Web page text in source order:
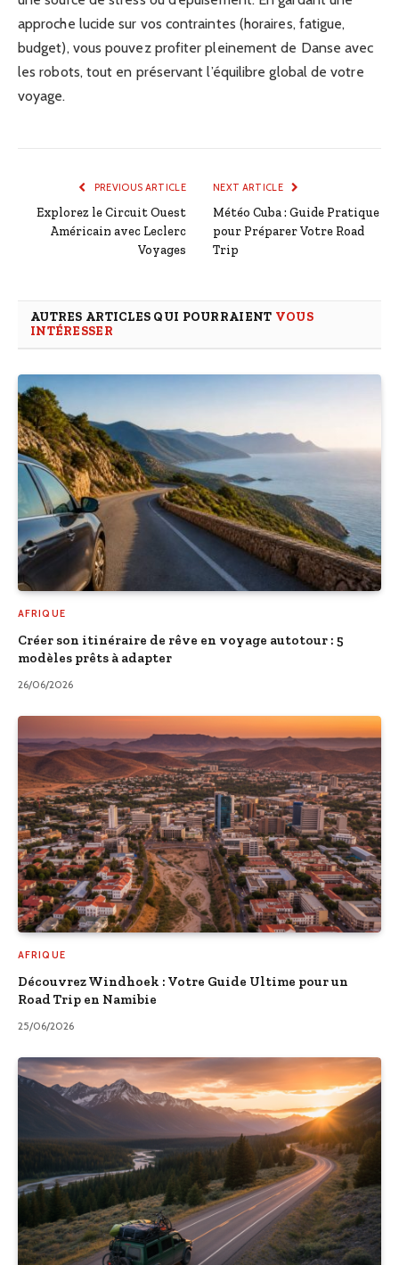
approche lucide sur vos contraintes (horaires, fatigue,
budget), vous pouvez profiter pleinement de Danse avec
les robots, tout en préservant l’équilibre global de votre
voyage.
PREVIOUS ARTICLE
Explorez le Circuit Ouest
Américain avec Leclerc
Voyages
NEXT ARTICLE
Météo Cuba : Guide Pratique
pour Préparer Votre Road
Trip
AUTRES ARTICLES QUI POURRAIENT VOUS
INTÉRESSER
AFRIQUE
Créer son itinéraire de rêve en voyage autotour : 5
modèles prêts à adapter
26/06/2026
AFRIQUE
Découvrez Windhoek : Votre Guide Ultime pour un
Road Trip en Namibie
25/06/2026